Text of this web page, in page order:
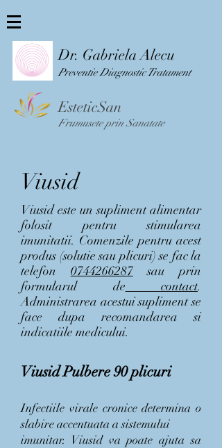
Dr. Gabriela Alecu
Preventie Diagnostic Tratament
EsteticSan
Frumusete prin Sanatate
Viusid
Viusid este un supliment alimentar
folosit pentru stimularea
imunitatii. Comenzile pentru acest
produs (solutie sau plicuri) se fac la
telefon 0744266287sau prin
formularul de contact.
Administrarea acestui supliment se
face dupa recomandarea si
indicatiile medicului.
Viusid Pulbere 90 plicuri
Infectiile virale cronice determina o
slabire accentuata a sistemului
imunitar. Viusid va poate ajuta sa